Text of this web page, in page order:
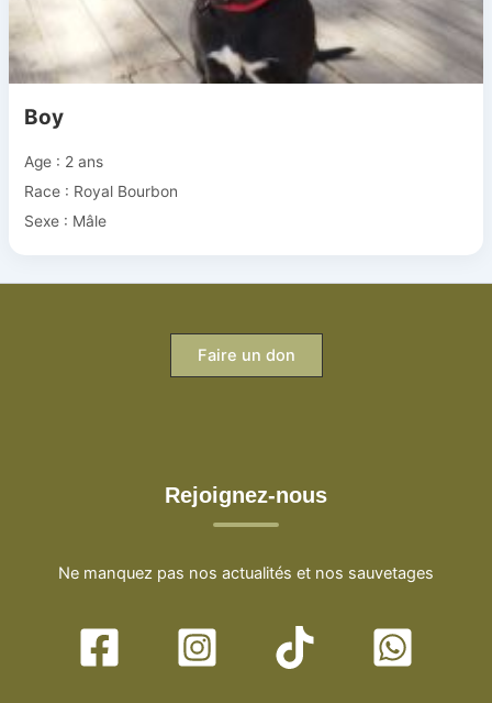
Boy
Age : 2 ans
Race : Royal Bourbon
Sexe : Mâle
Faire un don
Rejoignez-nous
Ne manquez pas nos actualités et nos sauvetages